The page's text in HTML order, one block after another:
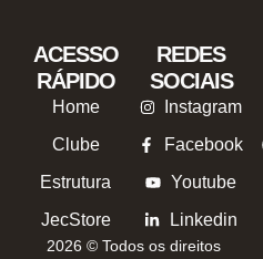
ACESSO
RÁPIDO
Home
Clube
Estrutura
JecStore
REDES
SOCIAIS
Instagram
Facebook
Youtube
Linkedin
2026 © Todos os direitos